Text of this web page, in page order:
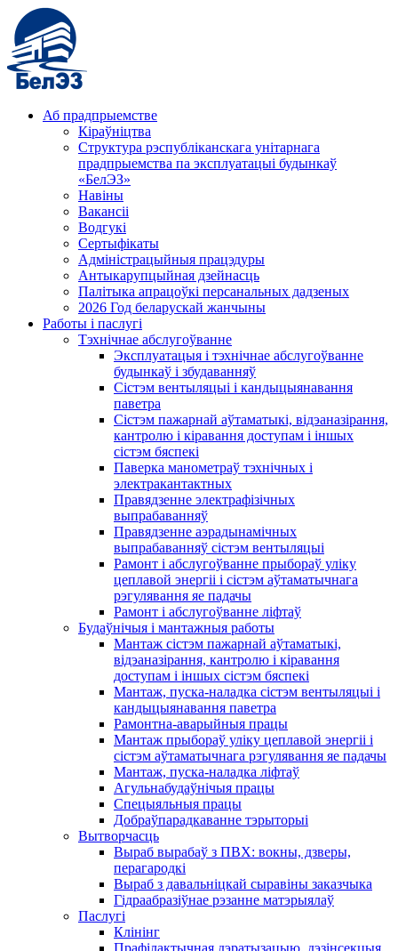
Аб прадпрыемстве
Кіраўніцтва
Структура рэспубліканскага унітарнага
прадпрыемства па эксплуатацыі будынкаў
«БелЭЗ»
Навіны
Вакансіі
Водгукі
Сертыфікаты
Адміністрацыйныя працэдуры
Антыкарупцыйная дзейнасць
Палітыка апрацоўкі персанальных дадзеных
2026 Год беларускай жанчыны
Работы і паслугі
Тэхнічнае абслугоўванне
Эксплуатацыя і тэхнічнае абслугоўванне
будынкаў і збудаванняў
Сістэм вентыляцыі і кандыцыянавання
паветра
Сістэм пажарнай аўтаматыкі, відэаназірання,
кантролю і кіравання доступам і іншых
сістэм бяспекі
Паверка манометраў тэхнічных і
электракантактных
Правядзенне электрафізічных
выпрабаванняў
Правядзенне аэрадынамічных
выпрабаванняў сістэм вентыляцыі
Рамонт і абслугоўванне прыбораў уліку
цеплавой энергіі і сістэм аўтаматычнага
рэгулявання яе падачы
Рамонт і абслугоўванне ліфтаў
Будаўнічыя і мантажныя работы
Мантаж сістэм пажарнай аўтаматыкі,
відэаназірання, кантролю і кіравання
доступам і іншых сістэм бяспекі
Мантаж, пуска-наладка сістэм вентыляцыі і
кандыцыянавання паветра
Рамонтна-аварыйныя працы
Мантаж прыбораў уліку цеплавой энергіі і
сістэм аўтаматычнага рэгулявання яе падачы
Мантаж, пуска-наладка ліфтаў
Агульнабудаўнічыя працы
Спецыяльныя працы
Добраўпарадкаванне тэрыторыі
Вытворчасць
Выраб вырабаў з ПВХ: вокны, дзверы,
перагародкі
Выраб з давальніцкай сыравіны заказчыка
Гідраабразіўнае рэзанне матэрыялаў
Паслугі
Клінінг
Прафілактычная дэратызацыю, дэзiнсекцыя,